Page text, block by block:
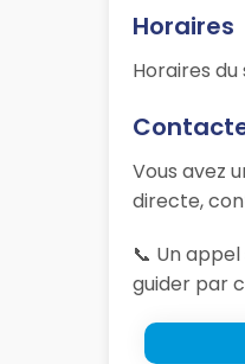
Horaires
Horaires
Vous avez
directe,
📞 Un
guider par